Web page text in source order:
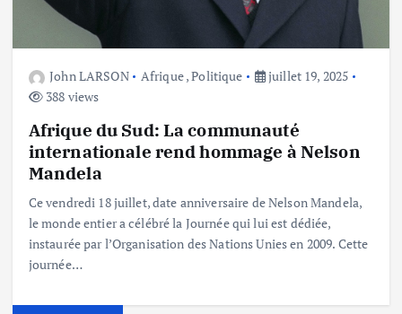
John LARSON Afrique,Politique
juillet 19, 2025
388 views
Afrique du Sud: La communauté
internationale rend hommage à Nelson
Mandela
Ce vendredi 18 juillet, date anniversaire de Nelson Mandela,
le monde entier a célébré la Journée qui lui est dédiée,
instaurée par l’Organisation des Nations Unies en 2009. Cette
journée…